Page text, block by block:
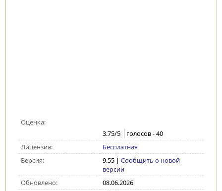
Оценка:
3.75/5 голосов -40
Лицензия:
Бесплатная
Версия:
9.55| Сообщить о новой
версии
Обновлено:
08.06.2026